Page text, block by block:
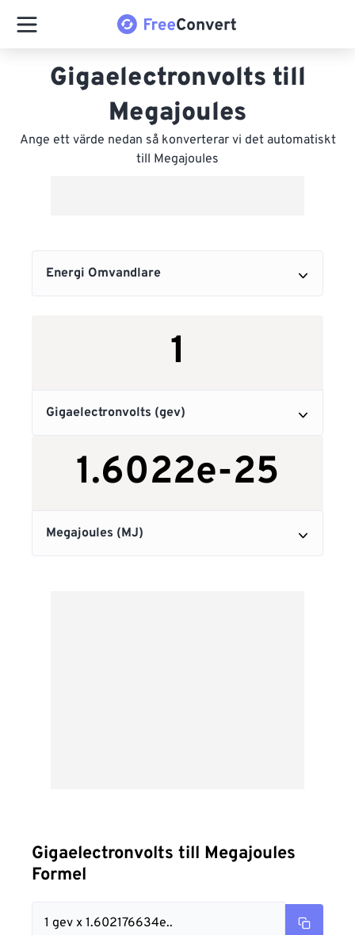
Gigaelectronvolts till
Megajoules
Ange ett värde nedan så konverterar vi det automatiskt
till Megajoules
Gigaelectronvolts till Megajoules
Formel
1 gev x 1.602176634e..